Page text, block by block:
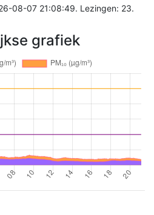
08-07 21:08:49. Lezingen: 23.
grafiek